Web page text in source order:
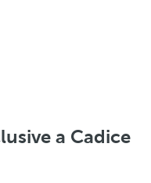
a Cadice